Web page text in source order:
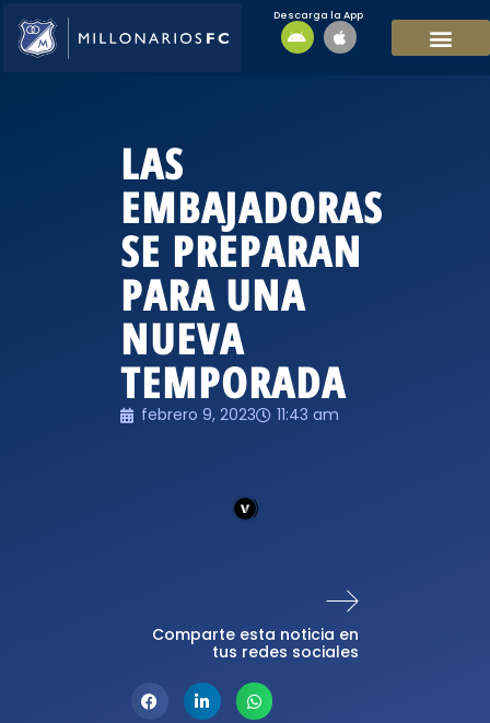
Descarga la App
LAS
EMBAJADORAS
SE PREPARAN
PARA UNA
NUEVA
TEMPORADA
febrero 9, 2023 11:43 am
Comparte esta noticia en
tus redes sociales